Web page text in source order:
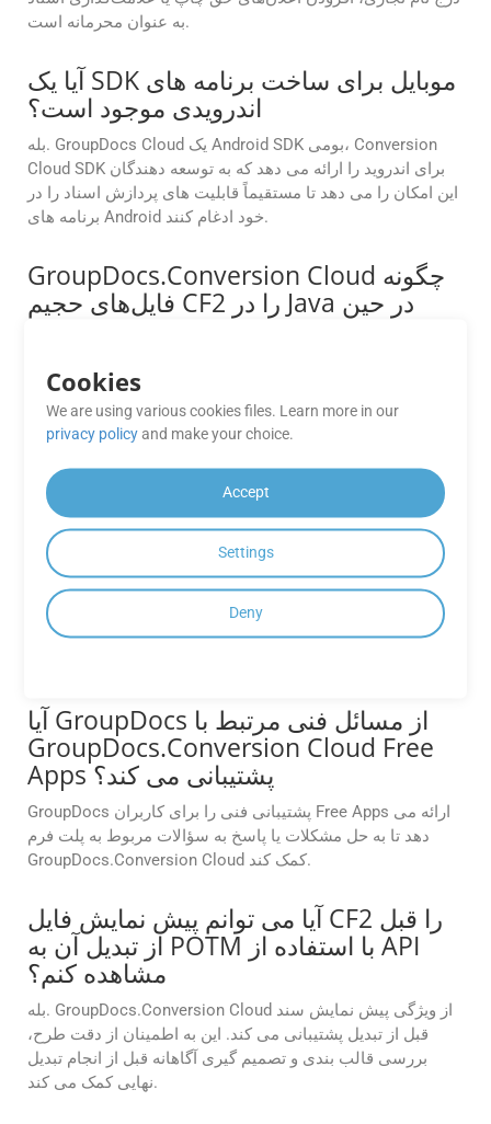
به عنوان محرمانه است.
آیا یک SDK موبایل برای ساخت برنامه های
اندرویدی موجود است؟
بله. GroupDocs Cloud یک Android SDK بومی، Conversion
Cloud SDK برای اندروید را ارائه می دهد که به توسعه دهندگان
این امکان را می دهد تا مستقیماً قابلیت های پردازش اسناد را در
برنامه های Android خود ادغام کنند.
GroupDocs.Conversion Cloud چگونه
فایل‌های حجیم CF2 را در Java در حین
تبدیل مدیریت می‌کند؟
بزرگ ساخته شده است. چه با یک سند کوچک کار کنید و چه با
سندی با حجم چندین گیگابایت، API این نرم‌افزار تبدیل‌ها را سریع
چه فرمت‌های فایلی توسط APIهای
GroupDocs.Conversion Cloud
پشتیبانی می‌شوند؟
فرمت‌های فایل از جمله Word، Excel، PDF و غیره پشتیبانی
می‌کنند. برای لیست کامل فرمت های پشتیبانی شده به مستندات
آیا GroupDocs از مسائل فنی مرتبط با
GroupDocs.Conversion Cloud Free
Apps پشتیبانی می کند؟
GroupDocs پشتیبانی فنی را برای کاربران Free Apps ارائه می
دهد تا به حل مشکلات یا پاسخ به سؤالات مربوط به پلت فرم
GroupDocs.Conversion Cloud کمک کند.
آیا می توانم پیش نمایش فایل CF2 را قبل
از تبدیل آن به POTM با استفاده از API
مشاهده کنم؟
بله. GroupDocs.Conversion Cloud از ویژگی پیش نمایش سند
قبل از تبدیل پشتیبانی می کند. این به اطمینان از دقت طرح،
بررسی قالب بندی و تصمیم گیری آگاهانه قبل از انجام تبدیل
نهایی کمک می کند.
Cookies
We are using various cookies files. Learn more in our
privacy policyand make your choice.
Accept
Settings
Deny